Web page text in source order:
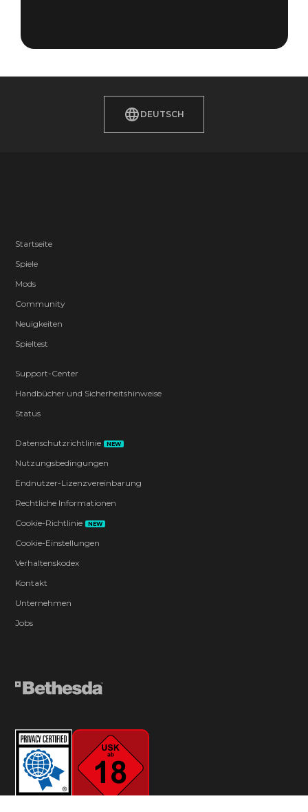
DEUTSCH
Startseite
Spiele
Mods
Community
Neuigkeiten
Spieltest
Support-Center
Handbücher und Sicherheitshinweise
Status
Datenschutzrichtlinie NEW
Nutzungsbedingungen
Endnutzer-Lizenzvereinbarung
Rechtliche Informationen
Cookie-Richtlinie
NEW
Cookie-Einstellungen
Verhaltenskodex
Kontakt
Unternehmen
Jobs